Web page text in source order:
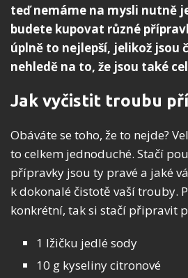
teď nemáme na mysli nutně
budete kupovat různé
úplně to nejlepší, jelikož jsou
nehledě na to, že jsou také
Jak vyčistit troubu
Obáváte se toho, že to nejde?
to celkem jednoduché. Stačí
přípravky jsou ty pravé a jaké
k dokonalé čistotě vaší trouby.
konkrétní, tak si stačí připravit
1 lžičku jedlé sody
10 g kyseliny citronové